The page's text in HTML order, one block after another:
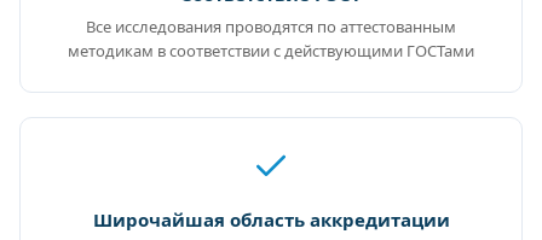
Все исследования проводятся по аттестованным
методикам в соответствии с действующими ГОСТами
Широчайшая область аккредитации